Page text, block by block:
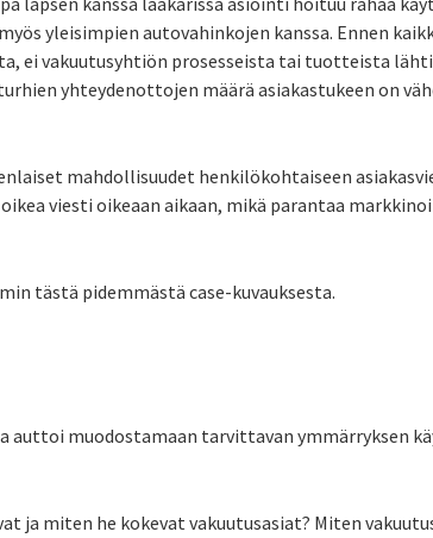
yleisimpien autovahinkojen kanssa. Ennen
ei vakuutusyhtiön prosesseista tai tuotteista
yhteydenottojen määrä asiakastukeen on
mahdollisuudet henkilökohtaiseen
viesti oikeaan aikaan, mikä parantaa
tästä pidemmästä case-kuvauksesta.
auttoi muodostamaan tarvittavan ymmärryksen
ja miten he kokevat vakuutusasiat? Miten